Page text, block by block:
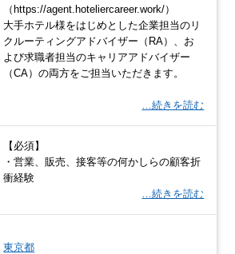
（https://agent.hoteliercareer.work/）
大手ホテル様をはじめとした企業担当のリ
クルーティングアドバイザー（RA）、お
よび求職者担当のキャリアアドバイザー
（CA）の両方をご担当いただきます。
…続きを読む
【必須】
・営業、販売、接客等の何かしらの顧客折
衝経験
…続きを読む
東京都